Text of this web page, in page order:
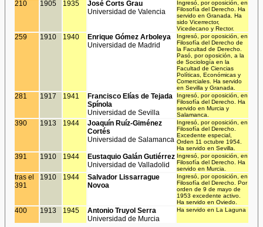
210 1905 1935
José Corts Grau
Universidad de Valencia
Ingresó, por oposición, en
Filosofía del Derecho. Ha
servido en Granada. Ha
sido Vicerrector,
Vicedecano y Rector.
259 1910 1940
Enrique Gómez Arboleya
Universidad de Madrid
Ingresó, por oposición, en
Filosofía del Derecho de
la Facultad de Derecho.
Pasó, por oposición, a la
de Sociología en la
Facultad de Ciencias
Políticas, Económicas y
Comerciales. Ha servido
en Sevilla y Granada.
281 1917 1941
Francisco Elías de Tejada
Spínola
Universidad de Sevilla
Ingresó, por oposición, en
Filosofía del Derecho. Ha
servido en Murcia y
Salamanca.
390 1913 1944
Joaquín Ruíz-Giménez
Cortés
Universidad de Salamanca
Ingresó, por oposición, en
Filosofía del Derecho.
Excedente especial,
Orden 11 octubre 1954.
Ha servido en Sevilla.
391 1910 1944
Eustaquio Galán Gutiérrez
Universidad de Valladolid
Ingresó, por oposición, en
Filosofía del Derecho. Ha
servido en Murcia.
tras el
391
1910 1944
Salvador Lissarrague
Novoa
Ingresó, por oposición, en
Filosofía del Derecho. Por
orden de 9 de mayo de
1953 excedente activo.
Ha servido en Oviedo.
400 1913 1945
Antonio Truyol Serra
Universidad de Murcia
Ha servido en La Laguna